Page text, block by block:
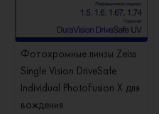
Фотохромные линзы Zeiss
Single Vision DriveSafe
Individual PhotoFusion X для
вождения